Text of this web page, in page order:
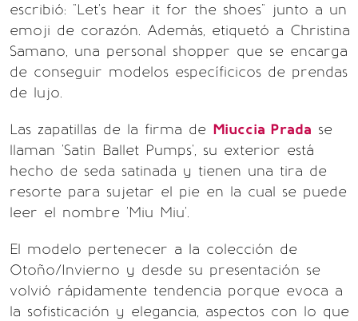
escribió: "Let's hear it for the shoes" junto a un
emoji de corazón. Además, etiquetó a Christina
Samano, una personal shopper que se encarga
de conseguir modelos específicicos de prendas
de lujo.
Las zapatillas de la firma de Miuccia Prada se
llaman 'Satin Ballet Pumps', su exterior está
hecho de seda satinada y tienen una tira de
resorte para sujetar el pie en la cual se puede
leer el nombre 'Miu Miu'.
El modelo pertenecer a la colección de
Otoño/Invierno y desde su presentación se
volvió rápidamente tendencia porque evoca a
la sofisticación y elegancia, aspectos con lo que